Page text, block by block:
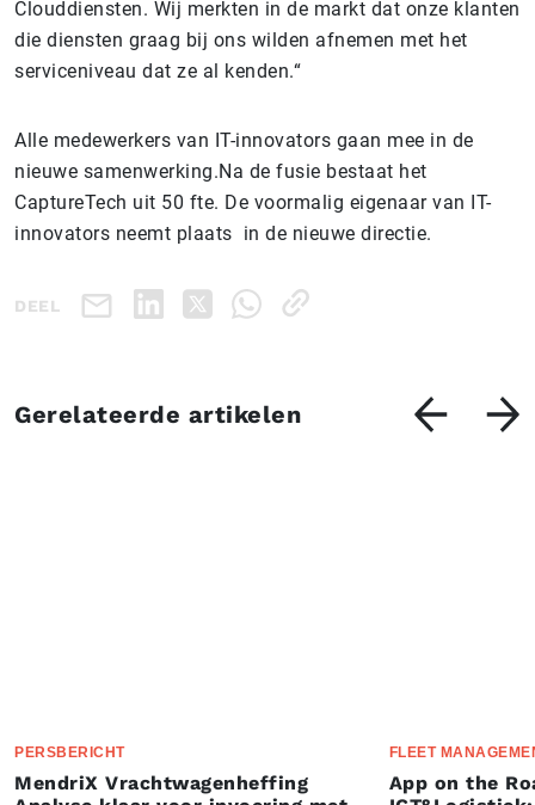
Clouddiensten. Wij merkten in de markt dat onze klanten
die diensten graag bij ons wilden afnemen met het
serviceniveau dat ze al kenden.“
Alle medewerkers van IT-innovators gaan mee in de
nieuwe samenwerking.Na de fusie bestaat het
CaptureTech uit 50 fte. De voormalig eigenaar van IT-
innovators neemt plaats in de nieuwe directie.
DEEL
Gerelateerde artikelen
PERSBERICHT
MendriX Vrachtwagenheffing
FLEET
App on the